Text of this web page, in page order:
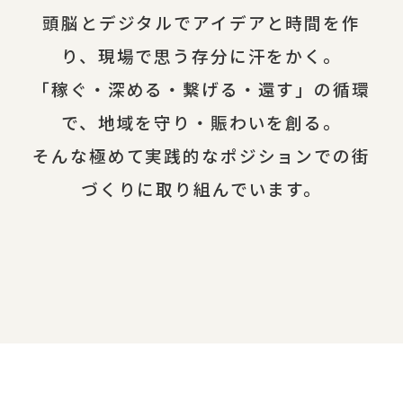
頭脳とデジタルでアイデアと時間を作
り、現場で思う存分に汗をかく。
「稼ぐ・深める・繋げる・還す」の循環
で、地域を守り・賑わいを創る。
そんな極めて実践的なポジションでの街
づくりに取り組んでいます。